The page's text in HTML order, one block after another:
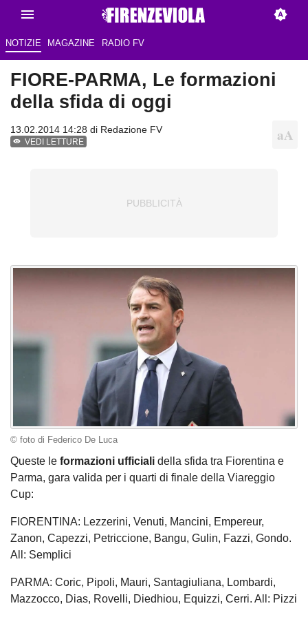
NOTIZIE MAGAZINE RADIO FV
FIORE-PARMA, Le formazioni
della sfida di oggi
13.02.2014 14:28 di Redazione FV
VEDI LETTURE
© foto di Federico De Luca
Queste le formazioni ufficiali della sfida tra Fiorentina e
Parma, gara valida per i quarti di finale della Viareggio
Cup:
FIORENTINA: Lezzerini, Venuti, Mancini, Empereur,
Zanon, Capezzi, Petriccione, Bangu, Gulin, Fazzi, Gondo.
All: Semplici
PARMA: Coric, Pipoli, Mauri, Santagiuliana, Lombardi,
Mazzocco, Dias, Rovelli, Diedhiou, Equizzi, Cerri. All: Pizzi